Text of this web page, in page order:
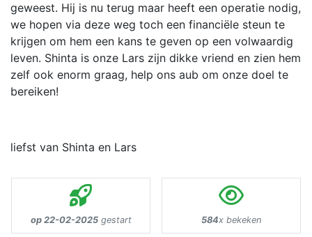
geweest. Hij is nu terug maar heeft een operatie nodig,
we hopen via deze weg toch een financiële steun te
krijgen om hem een kans te geven op een volwaardig
leven. Shinta is onze Lars zijn dikke vriend en zien hem
zelf ook enorm graag, help ons aub om onze doel te
bereiken!
liefst van Shinta en Lars
op 22-02-2025gestart 584x bekeken